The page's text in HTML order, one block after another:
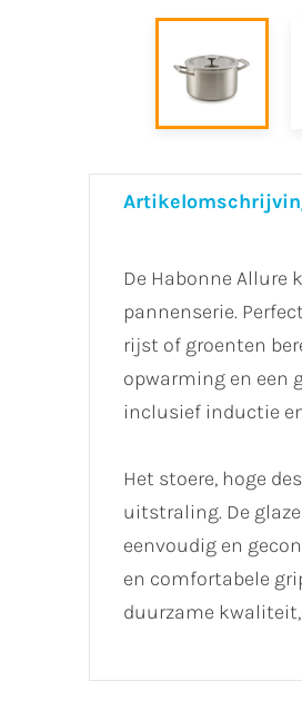
De Habonne Allure
pannenserie.
rijst of groenten
opwarming en een
inclusief inductie
​Het stoere, hoge
uitstraling. De
eenvoudig en
en comfortabele
duurzame